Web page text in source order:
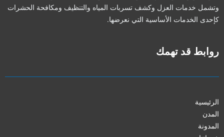
وتشمل خدمات العزل وكشف تسربات المياه والتنظيف ومكافحة الحشرات
كإحدى الخدمات الأساسية التي نعرضها.
روابط قد تهمك
الرئيسية
المدن
المدونة